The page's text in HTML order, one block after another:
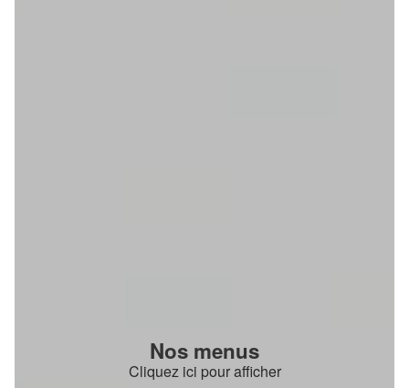
Nos menus
Cliquez ici pour afficher